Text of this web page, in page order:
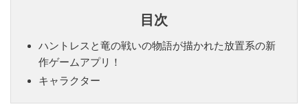
目次
ハントレスと竜の戦いの物語が描かれた放置系の新
作ゲームアプリ！
キャラクター